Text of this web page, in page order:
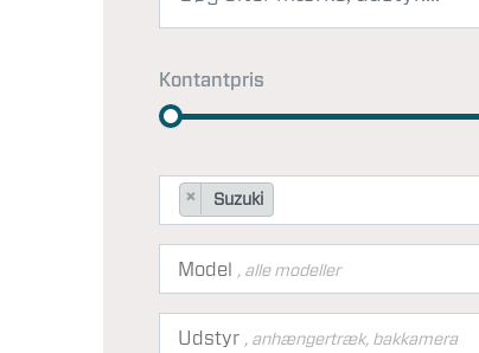
Kontantpris
× Suzuki
Model , alle modeller
Udstyr , anhængertræk, bakkamera